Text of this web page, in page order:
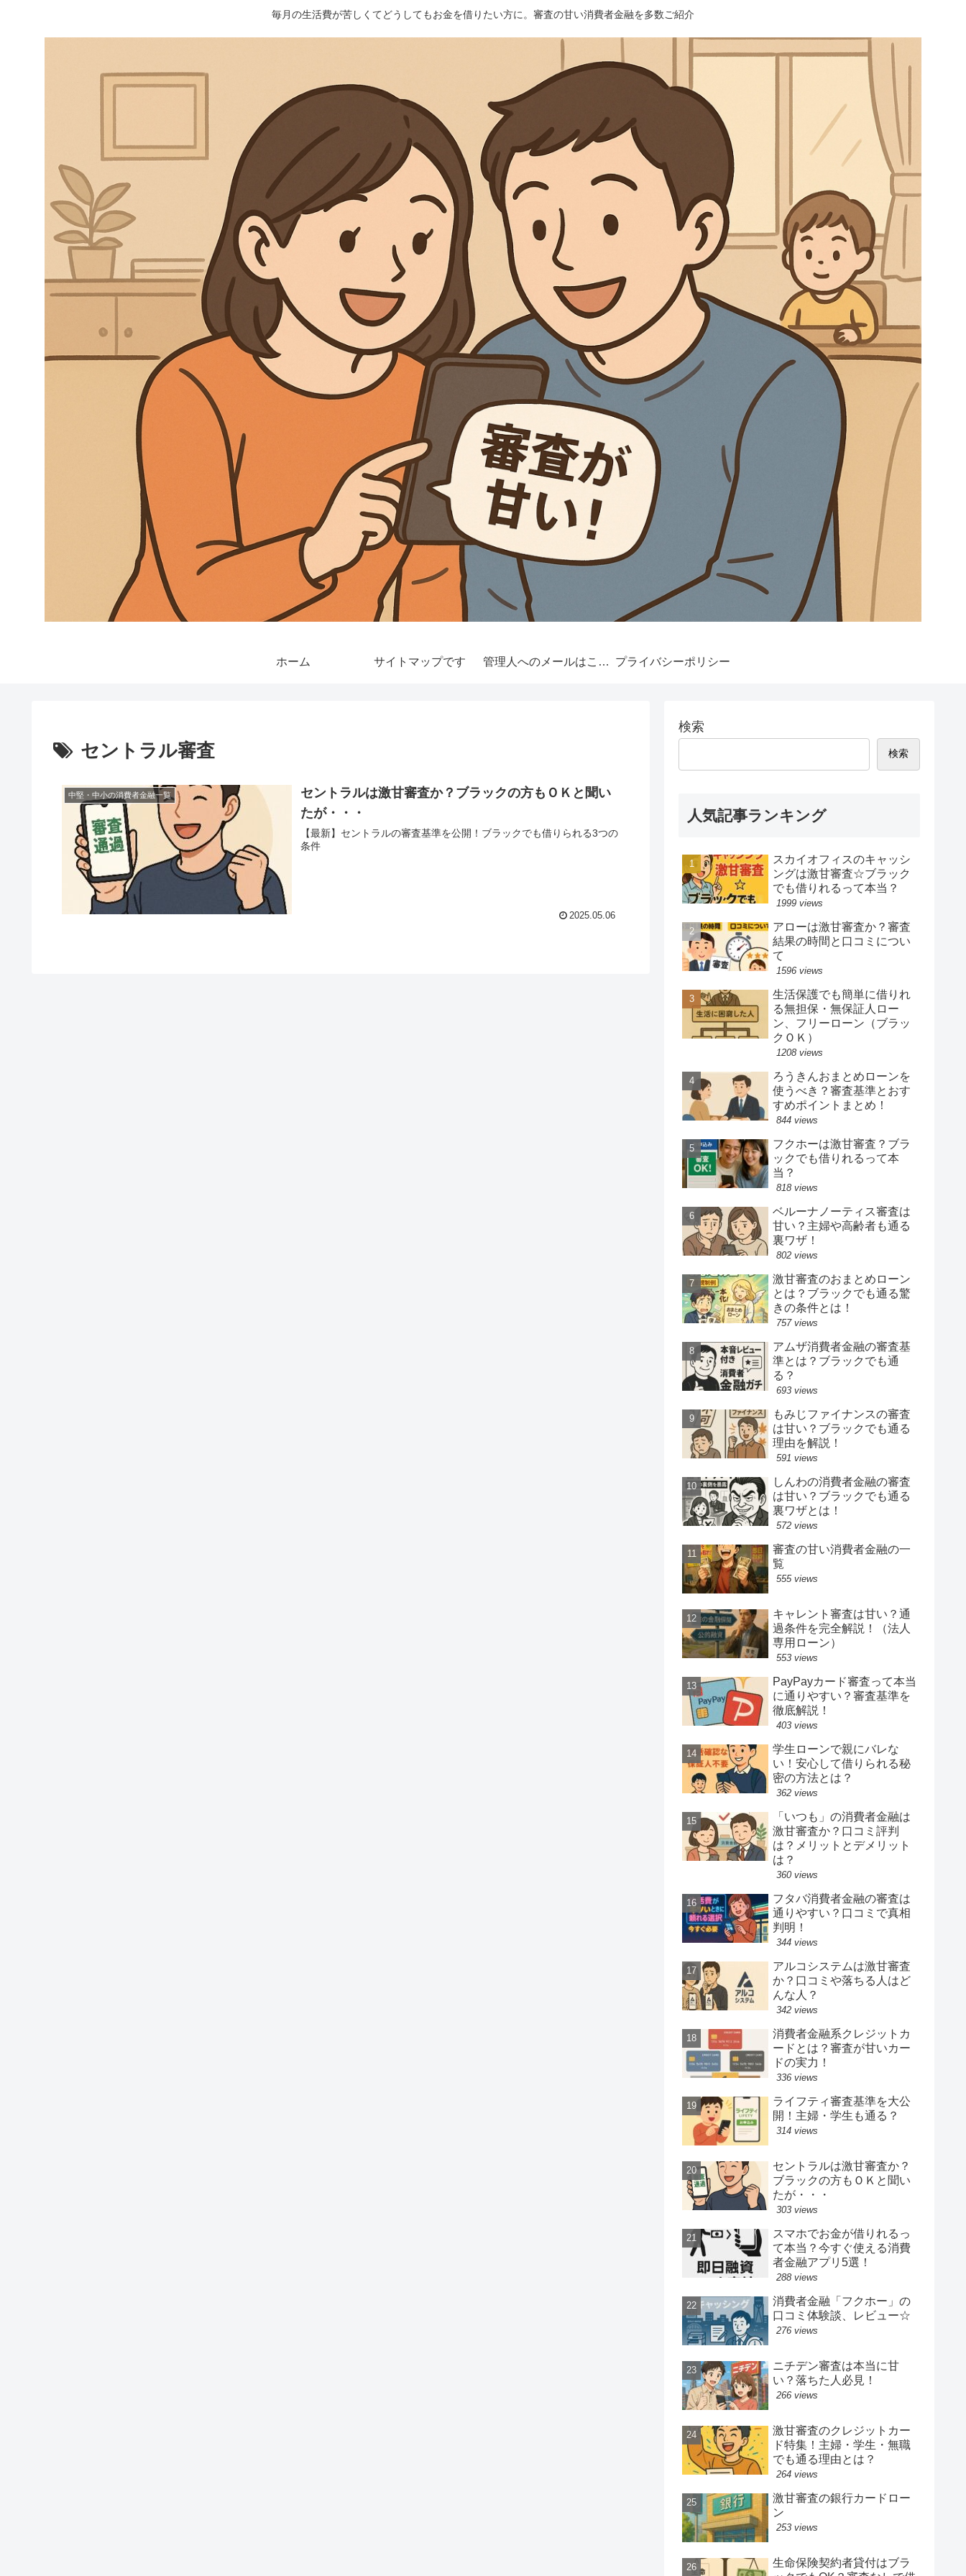
毎月の生活費が苦しくてどうしてもお金を借りたい方に。審査の甘い消費者金融を多数ご紹介
ホーム サイトマップです 管理人へのメールはこちら プライバシーポリシー
セントラル審査
中堅・中小の消費者金融一覧
セントラルは激甘審査か？ブラックの方もＯＫと聞い
たが・・・
【最新】セントラルの審査基準を公開！ブラックでも借りられる3つの
条件
2025.05.06
検索
検索
人気記事ランキング
スカイオフィスのキャッシ
ングは激甘審査☆ブラック
でも借りれるって本当？
1999 views
アローは激甘審査か？審査
結果の時間と口コミについ
て
1596 views
生活保護でも簡単に借りれ
る無担保・無保証人ロー
ン、フリーローン（ブラッ
クＯＫ）
1208 views
ろうきんおまとめローンを
使うべき？審査基準とおす
すめポイントまとめ！
844 views
フクホーは激甘審査？ブラ
ックでも借りれるって本
当？
818 views
ベルーナノーティス審査は
甘い？主婦や高齢者も通る
裏ワザ！
802 views
激甘審査のおまとめローン
とは？ブラックでも通る驚
きの条件とは！
757 views
アムザ消費者金融の審査基
準とは？ブラックでも通
る？
693 views
もみじファイナンスの審査
は甘い？ブラックでも通る
理由を解説！
591 views
しんわの消費者金融の審査
は甘い？ブラックでも通る
裏ワザとは！
572 views
審査の甘い消費者金融の一
覧
555 views
キャレント審査は甘い？通
過条件を完全解説！（法人
専用ローン）
553 views
PayPayカード審査って本当
に通りやすい？審査基準を
徹底解説！
403 views
学生ローンで親にバレな
い！安心して借りられる秘
密の方法とは？
362 views
「いつも」の消費者金融は
激甘審査か？口コミ評判
は？メリットとデメリット
は？
360 views
フタバ消費者金融の審査は
通りやすい？口コミで真相
判明！
344 views
アルコシステムは激甘審査
か？口コミや落ちる人はど
んな人？
342 views
消費者金融系クレジットカ
ードとは？審査が甘いカー
ドの実力！
336 views
ライフティ審査基準を大公
開！主婦・学生も通る？
314 views
セントラルは激甘審査か？
ブラックの方もＯＫと聞い
たが・・・
303 views
スマホでお金が借りれるっ
て本当？今すぐ使える消費
者金融アプリ5選！
288 views
消費者金融「フクホー」の
口コミ体験談、レビュー☆
276 views
ニチデン審査は本当に甘
い？落ちた人必見！
266 views
激甘審査のクレジットカー
ド特集！主婦・学生・無職
でも通る理由とは？
264 views
激甘審査の銀行カードロー
ン
253 views
生命保険契約者貸付はブラ